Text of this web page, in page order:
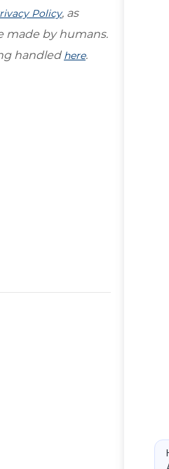
Policy, as
made by humans.
handled here.
Bot